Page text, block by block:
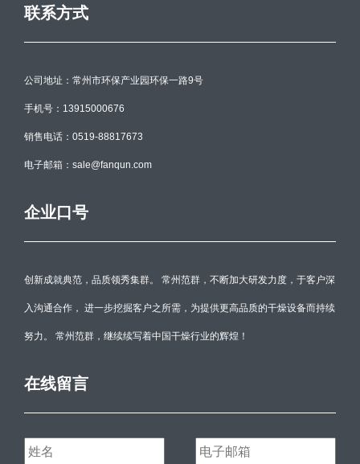
联系方式
公司地址：常州市环保产业园环保一路9号
手机号：13915000676
销售电话：0519-88817673
电子邮箱：sale@fanqun.com
企业口号
创新成就典范，品质领秀集群。 常州范群，不断加大研发力度，于客户深
入沟通合作， 进一步挖掘客户之所需，为提供更高品质的干燥设备而持续
努力。 常州范群，继续续写着中国干燥行业的辉煌！
在线留言